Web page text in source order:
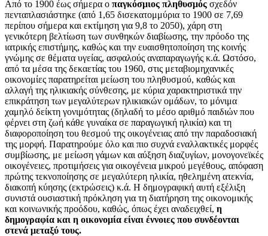
Από το 1900 έως σήμερα ο παγκόσμιος πληθυσμός σχεδόν
πενταπλασιάστηκε (από 1,65 δισεκατομμύρια το 1900 σε 7,69
περίπου σήμερα και εκτίμηση για 9,8 το 2050), χάρη στη
γενικότερη βελτίωση των συνθηκών διαβίωσης, την πρόοδο της
ιατρικής επιστήμης, καθώς και την ευαισθητοποίηση της κοινής
γνώμης σε θέματα υγείας, ασφαλούς αναπαραγωγής κ.ά. Ωστόσο,
από τα μέσα της δεκαετίας του 1960, στις μεταβιομηχανικές
οικονομίες παρατηρείται μείωση του πληθυσμού, καθώς και
αλλαγή της ηλικιακής σύνθεσης, με κύρια χαρακτηριστικά την
επικράτηση των μεγαλύτερων ηλικιακών ομάδων, το μόνιμα
χαμηλό δείκτη γονιμότητας (δηλαδή το μέσο αριθμό παιδιών που
φέρνει στη ζωή κάθε γυναίκα σε παραγωγική ηλικία) και τη
διαφοροποίηση του θεσμού της οικογένειας από την παραδοσιακή
της μορφή. Παρατηρούμε όλο και πιο συχνά εναλλακτικές μορφές
συμβίωσης, με μείωση γάμων και αύξηση διαζυγίων, μονογονεϊκές
οικογένειες, προτιμήσεις για οικογένεια μικρού μεγέθους, απόφαση
πρώτης τεκνοποίησης σε μεγαλύτερη ηλικία, ηθελημένη ατεκνία,
διακοπή κύησης (εκτρώσεις) κ.ά. Η δημογραφική αυτή εξέλιξη
συνιστά ουσιαστική πρόκληση για τη διατήρηση της οικονομικής
και κοινωνικής προόδου, καθώς, όπως έχει αναδειχθεί, η
δημογραφία και η οικονομία είναι έννοιες που συνδέονται
στενά μεταξύ τους.